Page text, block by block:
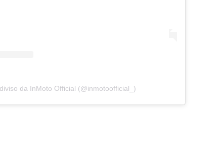
da InMoto Official (@inmotoofficial_)